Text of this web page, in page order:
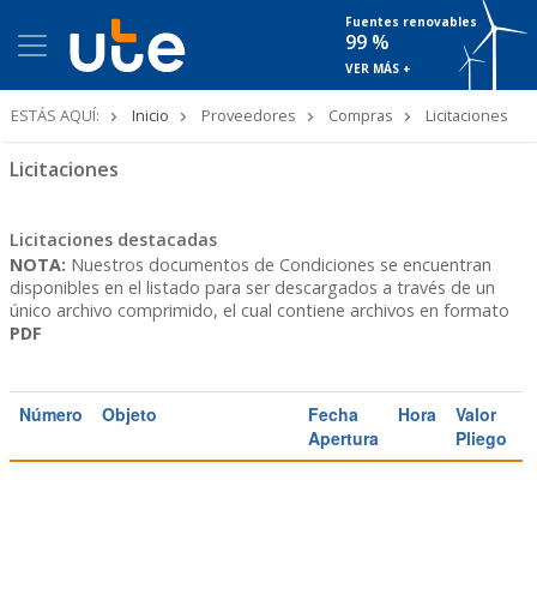
Fuentes renovables
99 %
VER MÁS +
ESTÁS AQUÍ: Inicio Proveedores Compras Licitaciones
Licitaciones
Licitaciones destacadas
NOTA: Nuestros documentos de Condiciones se encuentran
disponibles en el listado para ser descargados a través de un
único archivo comprimido, el cual contiene archivos en formato
PDF